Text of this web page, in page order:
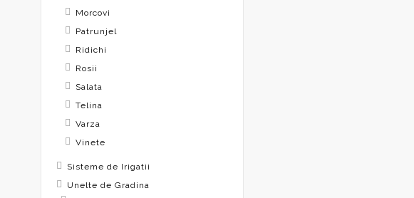
Morcovi
Patrunjel
Ridichi
Rosii
Salata
Telina
Varza
Vinete
Sisteme de Irigatii
Unelte de Gradina